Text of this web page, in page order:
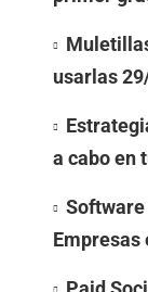
usarlas
a cabo en
Software
Empresas